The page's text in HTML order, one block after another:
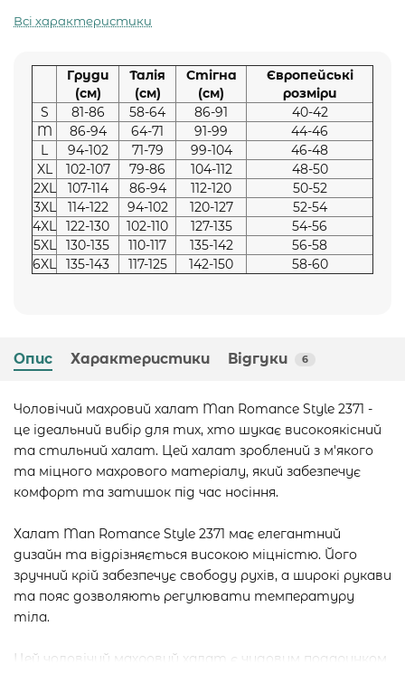
Всі характеристики
Груди
(см)
Талія
(см)
Стігна
(см)
Європейські
розміри
S
81-86 58-64 86-91
40-42
M
86-94 64-71 91-99
44-46
L
94-102 71-79 99-104
46-48
XL
102-107 79-86 104-112
48-50
2XL
107-114 86-94 112-120
50-52
3XL
114-122 94-102 120-127
52-54
4XL
122-130 102-110 127-135
54-56
5XL
130-135 110-117 135-142
56-58
6XL
135-143 117-125 142-150 58-60
Опис Характеристики Відгуки 6
Чоловічий махровий халат Man Romance Style 2371 -
це ідеальний вибір для тих, хто шукає високоякісний
та стильний халат. Цей халат зроблений з м'якого
та міцного махрового матеріалу, який забезпечує
комфорт та затишок під час носіння.
Халат Man Romance Style 2371 має елегантний
дизайн та відрізняється високою міцністю. Його
зручний крій забезпечує свободу рухів, а широкі рукави
та пояс дозволяють регулювати температуру
тіла.
Цей чоловічий махровий халат є чудовим подарунком